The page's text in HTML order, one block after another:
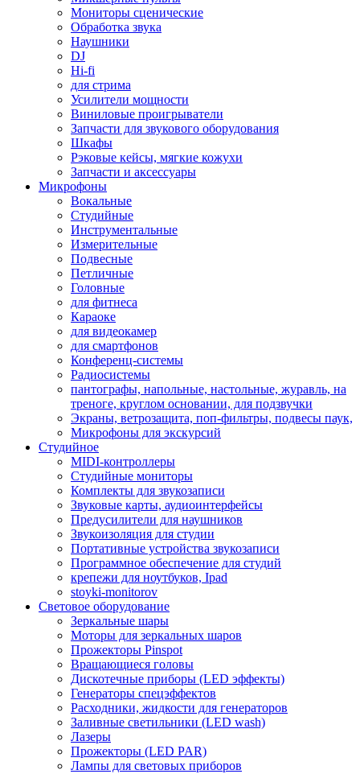
Мониторы сценические
Обработка звука
Наушники
DJ
Hi-fi
для стрима
Усилители мощности
Виниловые проигрыватели
Запчасти для звукового оборудования
Шкафы
Рэковые кейсы, мягкие кожухи
Запчасти и аксессуары
Микрофоны
Вокальные
Студийные
Инструментальные
Измерительные
Подвесные
Петличные
Головные
для фитнеса
Караоке
для видеокамер
для смартфонов
Конференц-системы
Радиосистемы
пантографы, напольные, настольные, журавль, на
треноге, круглом основании, для подзвучки
Экраны, ветрозащита, поп-фильтры, подвесы паук,
Микрофоны для экскурсий
Студийное
MIDI-контроллеры
Студийные мониторы
Комплекты для звукозаписи
Звуковые карты, аудиоинтерфейсы
Предусилители для наушников
Звукоизоляция для студии
Портативные устройства звукозаписи
Программное обеспечение для студий
крепежи для ноутбуков, Ipad
stoyki-monitorov
Световое оборудование
Зеркальные шары
Моторы для зеркальных шаров
Прожекторы Pinspot
Вращающиеся головы
Дискотечные приборы (LED эффекты)
Генераторы спецэффектов
Расходники, жидкости для генераторов
Заливные светильники (LED wash)
Лазеры
Прожекторы (LED PAR)
Лампы для световых приборов